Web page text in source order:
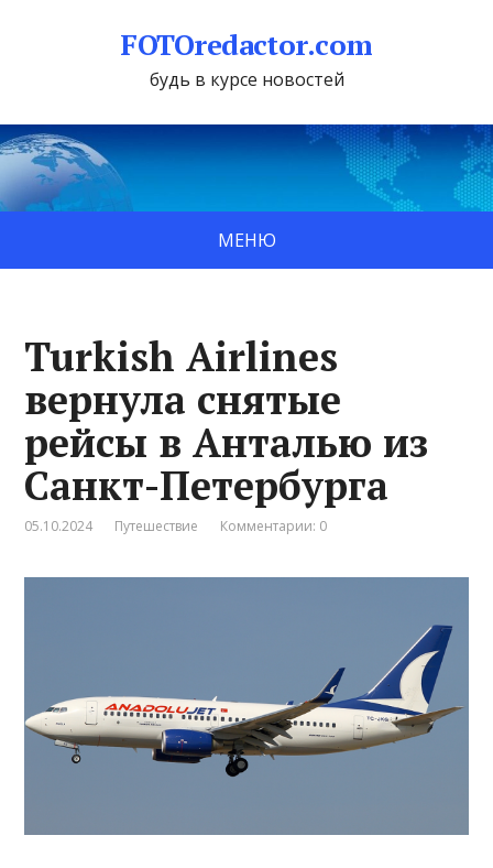
FOTOredactor.com
будь в курсе новостей
МЕНЮ
Turkish Airlines
вернула снятые
рейсы в Анталью из
Санкт-Петербурга
05.10.2024 Путешествие Комментарии: 0